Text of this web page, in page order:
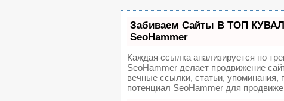
Забиваем Сайты В ТОП
SeoHammer
Каждая ссылка анализируется по
SeoHammer делает продвижение
вечные ссылки, статьи,
потенциал SeoHammer для